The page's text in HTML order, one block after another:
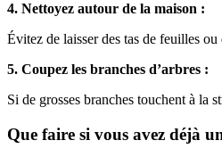
4. Nettoyez autour de la maison :
Évitez de laisser des tas de feuilles
5. Coupez les branches d’arbres :
Si de grosses branches touchent à la
Que faire si vous avez déjà